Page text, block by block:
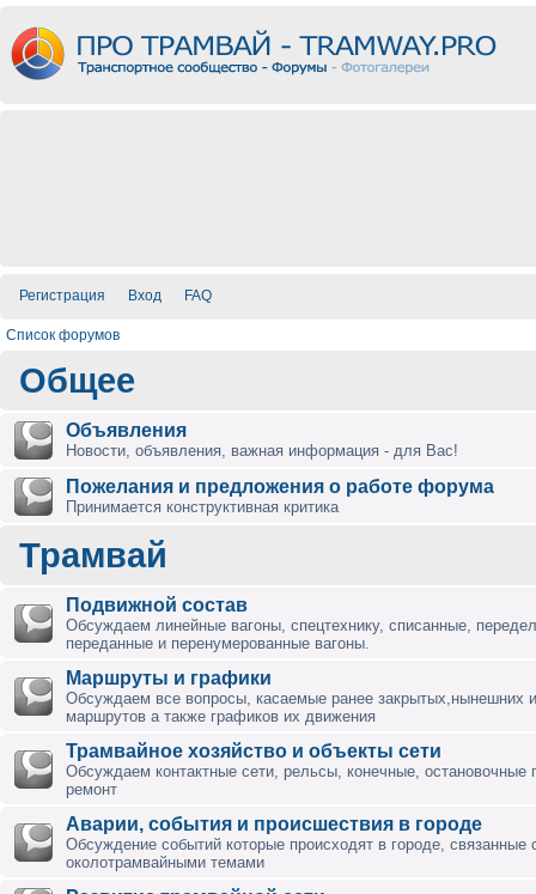
Регистрация Вход FAQ
Список форумов
Общее
Объявления
Новости, объявления, важная информация - для Вас!
Пожелания и предложения о работе форума
Принимается конструктивная критика
Трамвай
Подвижной состав
Обсуждаем линейные вагоны, спецтехнику, списанные,
переданные и перенумерованные вагоны.
Маршруты и графики
Обсуждаем все вопросы, касаемые ранее закрытых,нынешних
маршрутов а также графиков их движения
Трамвайное хозяйство и объекты сети
Обсуждаем контактные сети, рельсы, конечные, остановочные
ремонт
Аварии, события и происшествия в городе
Обсуждение событий которые происходят в городе, связанные
околотрамвайными темами